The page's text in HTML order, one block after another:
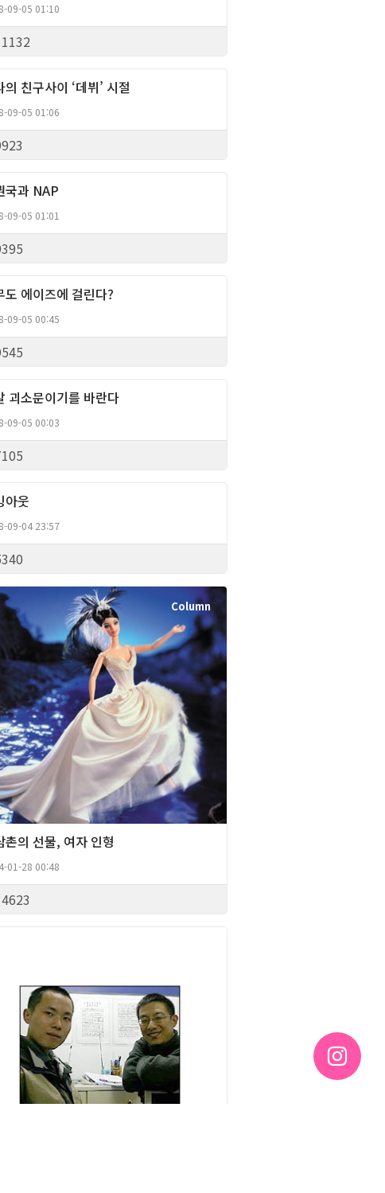
09-05 01:10
의 친구사이 ‘데뷔’ 시절
09-05 01:06
국과 NAP
09-05 01:01
도 에이즈에 걸린다?
09-05 00:45
괴소문이기를 바란다
09-05 00:03
아웃
09-04 23:57
Column
촌의 선물, 여자 인형
01-28 00:48